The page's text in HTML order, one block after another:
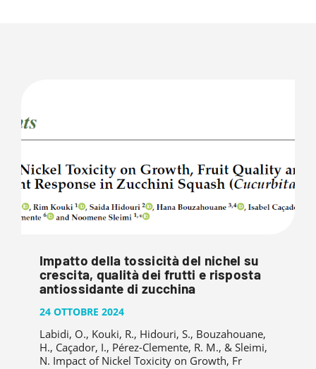
Impatto della tossicità del nichel su
crescita, qualità dei frutti e risposta
antiossidante di zucchina
24 OTTOBRE 2024
Labidi, O., Kouki, R., Hidouri, S., Bouzahouane,
H., Caçador, I., Pérez-Clemente, R. M., & Sleimi,
N. Impact of Nickel Toxicity on Growth, Fr